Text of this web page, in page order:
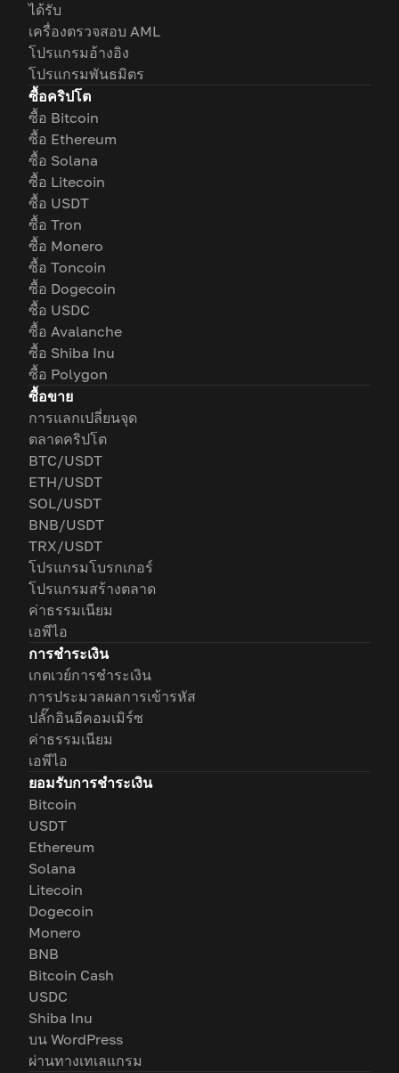
ได้รับ
เครื่องตรวจสอบ AML
โปรแกรมอ้างอิง
โปรแกรมพันธมิตร
ซื้อคริปโต
ซื้อ Bitcoin
ซื้อ Ethereum
ซื้อ Solana
ซื้อ Litecoin
ซื้อ USDT
ซื้อ Tron
ซื้อ Monero
ซื้อ Toncoin
ซื้อ Dogecoin
ซื้อ USDC
ซื้อ Avalanche
ซื้อ Shiba Inu
ซื้อ Polygon
ซื้อขาย
การแลกเปลี่ยนจุด
ตลาดคริปโต
BTC/USDT
ETH/USDT
SOL/USDT
BNB/USDT
TRX/USDT
โปรแกรมโบรกเกอร์
โปรแกรมสร้างตลาด
ค่าธรรมเนียม
เอพีไอ
การชำระเงิน
เกตเวย์การชำระเงิน
การประมวลผลการเข้ารหัส
ปลั๊กอินอีคอมเมิร์ซ
ค่าธรรมเนียม
เอพีไอ
ยอมรับการชำระเงิน
Bitcoin
USDT
Ethereum
Solana
Litecoin
Dogecoin
Monero
BNB
Bitcoin Cash
USDC
Shiba Inu
บน WordPress
ผ่านทางเทเลแกรม